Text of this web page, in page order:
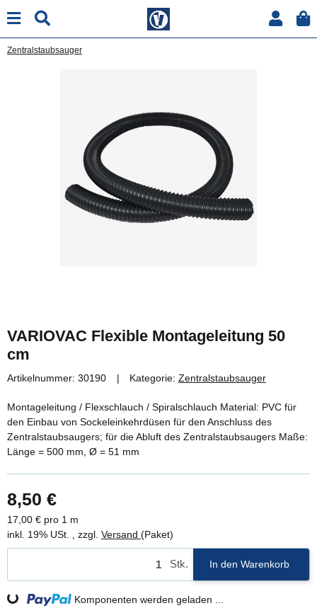
Zentralstaubsauger
VARIOVAC Flexible Montageleitung 50
cm
Artikelnummer: 30190 Kategorie: Zentralstaubsauger
Montageleitung / Flexschlauch / Spiralschlauch Material: PVC für
den Einbau von Sockeleinkehrdüsen für den Anschluss des
Zentralstaubsaugers; für die Abluft des Zentralstaubsaugers Maße:
Länge = 500 mm, Ø = 51 mm
8,50 €
17,00 € pro 1 m
inkl. 19% USt. , zzgl. Versand (Paket)
Stk. In den Warenkorb
Loading... Komponenten werden geladen ...